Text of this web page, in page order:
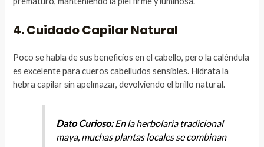
4. Cuidado Capilar Natural
Poco se habla de sus beneficios en el cabello, pero la caléndula
es excelente para cueros cabelludos sensibles. Hidrata la
hebra capilar sin apelmazar, devolviendo el brillo natural.
Dato Curioso:En la herbolaria tradicional
maya, muchas plantas locales se combinan